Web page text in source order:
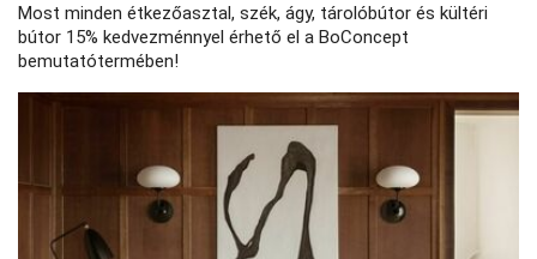
Most minden étkezőasztal, szék, ágy, tárolóbútor és kültéri
bútor 15% kedvezménnyel érhető el a BoConcept
bemutatótermében!